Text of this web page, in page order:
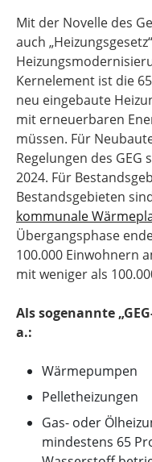
Mit der Novelle des
auch
Kernelement ist die
neu eingebaute
mit erneuerbaren
müssen. Für
Regelungen des
2024. Für
Bestandsgebieten
kommunale
Übergangsphase
100.000 Einwohnern
mit weniger als
Als sogenannte
a.:
Wärmepumpen
Pelletheizungen
Gas- oder
mindestens 65